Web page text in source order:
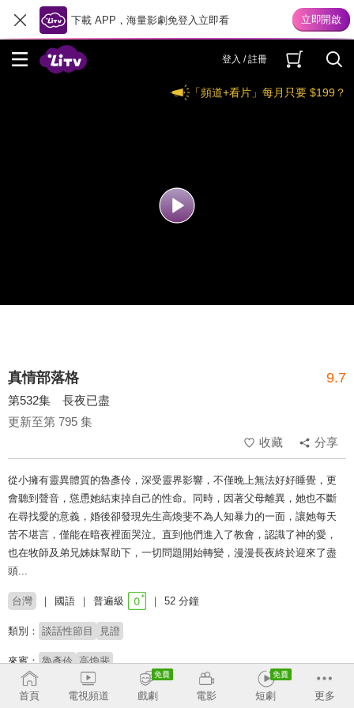
下載 APP，海量影劇免登入立即看
登入 / 註冊
「頻道+看片」每月只要 $199？
真情部落格 9.7
第532集 長夜已盡
更新至第 795 集
收藏
分享
從小擁有靈異體質的魯彥伶，深受靈界影響，不僅晚上無法好好睡覺，更
會聽到聲音，慫恿她結束掉自己的性命。同時，因著父母離異，她也不斷
在尋找愛的意義，婚後卻發現先生高煥斐不為人知暴力的一面，讓她每天
苦不堪言，僅能在暗夜裡面哭泣。直到他們進入了教會，認識了神的愛，
也在牧師及弟兄姊妹幫助下，一切問題開始轉變，漫漫長夜終於迎來了盡
頭...
台灣 國語 普遍級 52 分鐘
類別： 談話性節目 見證
來賓： 魯彥伶 高煥斐
主持： 夏嘉璐
首頁 電視頻道 戲劇 電影 短劇 更多